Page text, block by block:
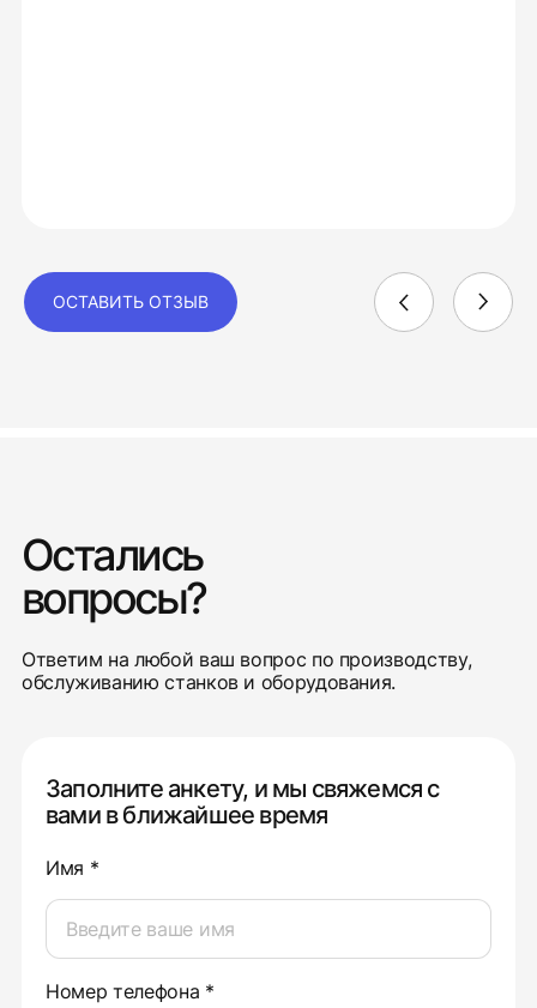
ОСТАВИТЬ ОТЗЫВ
Остались
вопросы?
Ответим на любой ваш вопрос по производству,
обслуживанию станков и оборудования.
Заполните анкету, и мы свяжемся с
вами в ближайшее время
Имя *
Номер телефона *